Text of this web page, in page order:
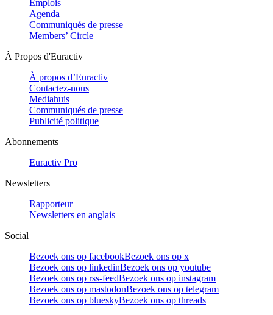
Emplois
Agenda
Communiqués de presse
Members’ Circle
À Propos d'Euractiv
À propos d’Euractiv
Contactez-nous
Mediahuis
Communiqués de presse
Publicité politique
Abonnements
Euractiv Pro
Newsletters
Rapporteur
Newsletters en anglais
Social
Bezoek ons op facebookBezoek ons op x
Bezoek ons op linkedinBezoek ons op youtube
Bezoek ons op rss-feedBezoek ons op instagram
Bezoek ons op mastodonBezoek ons op telegram
Bezoek ons op blueskyBezoek ons op threads